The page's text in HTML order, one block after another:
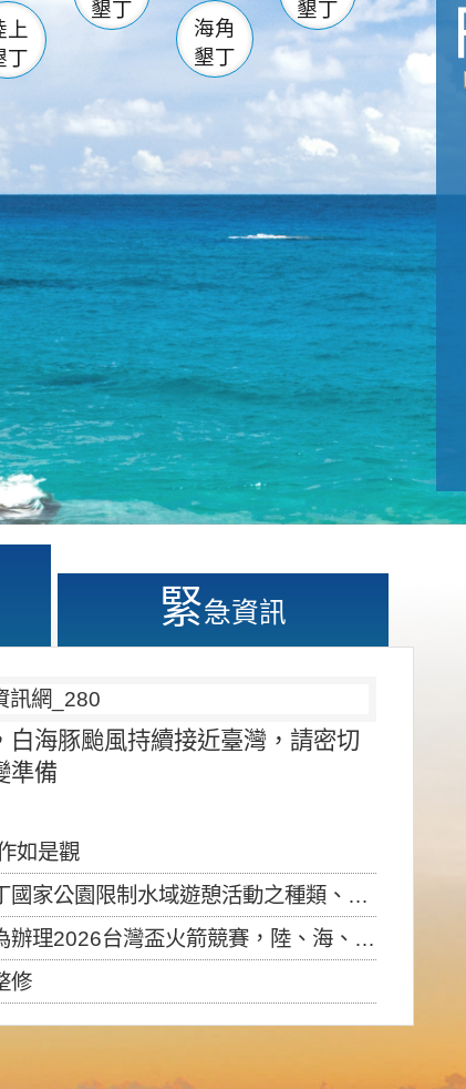
上
丁
墾丁
海角
墾丁
墾丁
緊急資訊
海豚颱風持續接近臺灣，請密切
準備
如是觀
制水域遊憩活動之種類、範圍、時間及行為」，自即日生效。
盃火箭競賽，陸、海、空域警戒及協調相關事宜，因颱風備案事宜
修